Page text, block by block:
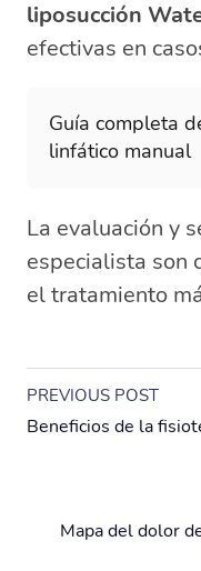
liposucción
efectivas en
Guía completa
linfático manual
La evaluación y
especialista son
el tratamiento
PREVIOUS POST
Beneficios de la
Mapa del dolor